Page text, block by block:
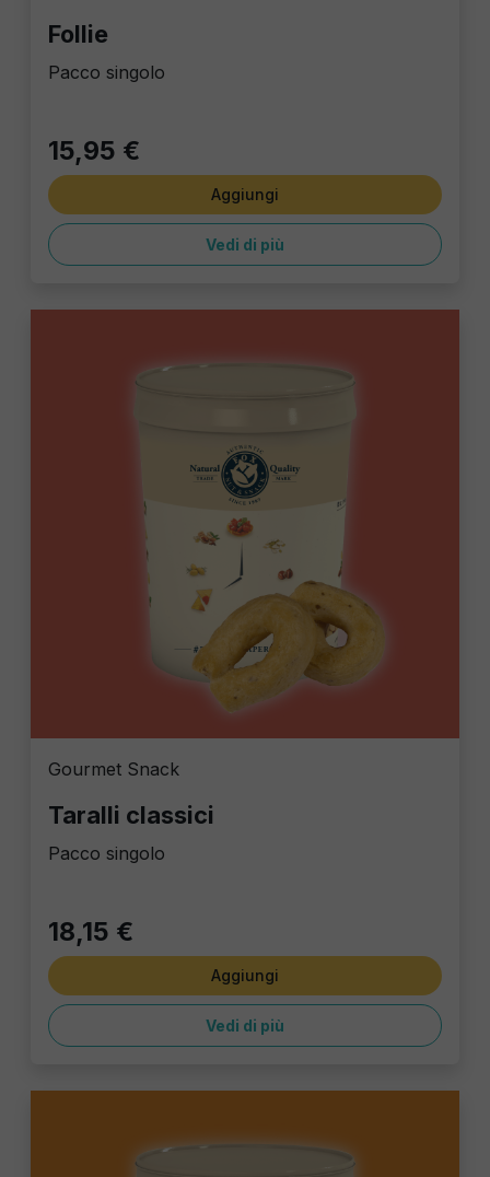
Follie
Pacco singolo
15,95 €
Aggiungi
Vedi di più
Gourmet Snack
Taralli classici
Pacco singolo
18,15 €
Aggiungi
Vedi di più